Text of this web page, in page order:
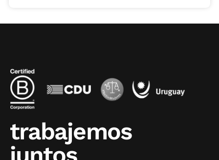
trabajemos